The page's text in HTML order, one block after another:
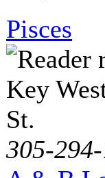
Pisces
Key
St.
305-